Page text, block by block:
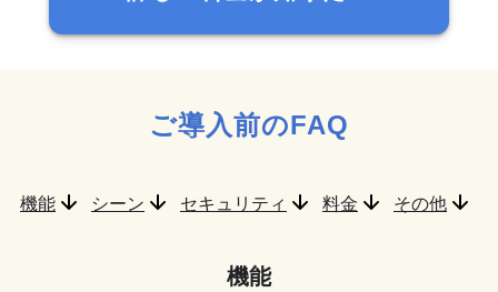
ご導入前のFAQ
機能 シーン セキュリティ 料金 その他
機能